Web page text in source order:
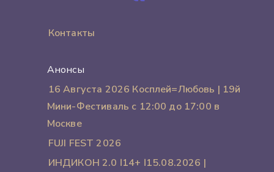
Контакты
Анонсы
16 Августа 2026 Косплей=Любовь | 19й
Мини-Фестиваль с 12:00 до 17:00 в
Москве
FUJI FEST 2026
ИНДИКОН 2.0 ӏ 14+ ӏ 15.08.2026 |